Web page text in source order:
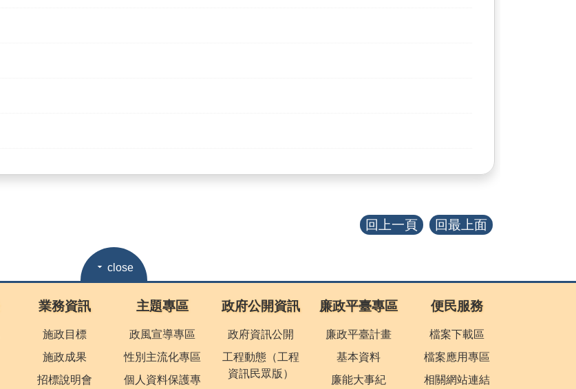
回上一頁 回最上面
close
業務資訊
施政目標
施政成果
招標說明會
主題專區
政風宣導專區
性別主流化專區
個人資料保護專
政府公開資訊
政府資訊公開
工程動態（工程
資訊民眾版）
廉政平臺專區
廉政平臺計畫
基本資料
廉能大事紀
便民服務
檔案下載區
檔案應用專區
相關網站連結